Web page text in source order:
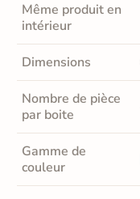
Même produit en
intérieur
Dimensions
Nombre de pièce
par boite
Gamme de
couleur